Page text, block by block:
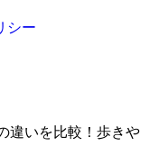
シー
違いを比較！歩きや